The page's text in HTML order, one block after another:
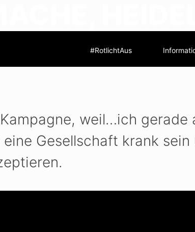
#RotlichtAus
weil…ich gerade
Gesellschaft krank